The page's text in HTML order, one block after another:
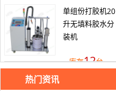
单组份打胶机20
升无填料胶水分
装机
库存12台
热门资讯